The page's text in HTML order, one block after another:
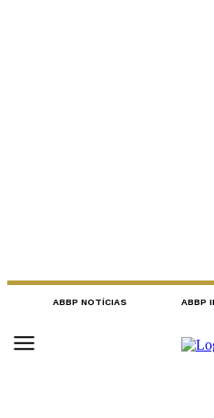
ABBP NOTÍCIAS ABBP